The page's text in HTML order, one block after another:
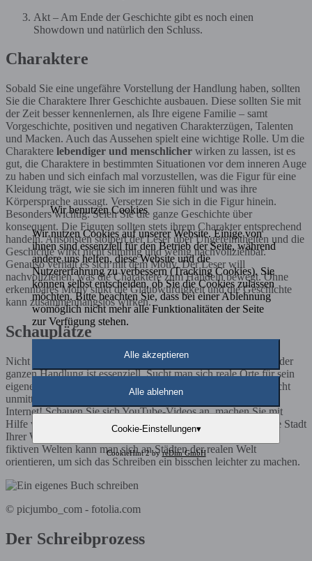
Akt – Am Ende der Geschichte gibt es noch einen
Showdown und natürlich den Schluss.
Charaktere
Sobald Sie eine ungefähre Vorstellung der Handlung haben, sollten
Sie die Charaktere Ihrer Geschichte ausbauen. Diese sollten Sie mit
der Zeit besser kennenlernen, als Ihre eigene Familie – samt
Vorgeschichte, positiven und negativen Charakterzügen, Talenten
und Macken. Auch das Aussehen spielt eine wichtige Rolle. Um die
Charaktere lebendiger und menschlicher wirken zu lassen, ist es
gut, die Charaktere in bestimmten Situationen vor dem inneren Auge
zu haben und sich einfach mal vorzustellen, was die Figur für eine
Kleidung trägt, wie sie sich im inneren fühlt und was ihre
Körpersprache aussagt. Versetzen Sie sich in die Figur hinein.
Besonders wichtig: Seien Sie die ganze Geschichte über
konsequent. Die Figuren sollten stets ihrem Charakter entsprechend
handeln. Ansonsten stolpert der Leser über Ungereimtheiten und die
Geschichte wirkt nicht stimmig und wenig nachvollziehbar.
Genauso verhält es sich mit dem Motiv. Der Leser will
nachvollziehen, was die Charaktere zum Handeln bewegt. Ohne
erkennbares Motiv sinkt die Glaubwürdigkeit und die Geschichte
kann zusammenhangslos wirken.
Schauplätze
Nicht nur die Charaktere, sondern auchdie Zeit und der Ort der
ganzen Handlung ist essenziell. Sucht man sich reale Orte für sein
eigenes Buch, ist eine Recherche hilfreich. Man muss dafür nicht
unmittelbar vor Ort sein, nutzen Sie für Ihre Recherchen das
Internet! Schauen Sie sich YouTube-Videos an, machen Sie mit
Hilfe von Google Maps einen virtuellen Spaziergang durch die Stadt
Ihrer Wahl und
lernen Sie die Umgebung kennen
fiktiven Welten kann man sich an Städten der realen Welt
orientieren, um sich das Schreiben ein bisschen leichter zu machen.
© picjumbo_com - fotolia.com
Der Schreibprozess
Wir benutzen Cookies
Wir nutzen Cookies auf unserer Website. Einige von
ihnen sind essenziell für den Betrieb der Seite, während
andere uns helfen, diese Website und die
Nutzererfahrung zu verbessern (Tracking Cookies). Sie
können selbst entscheiden, ob Sie die Cookies zulassen
möchten. Bitte beachten Sie, dass bei einer Ablehnung
womöglich nicht mehr alle Funktionalitäten der Seite
zur Verfügung stehen.
Alle akzeptieren
Alle ablehnen
Cookie-Einstellungen▾
CookieHint 2 byreDim GmbH